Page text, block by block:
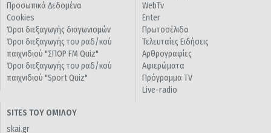
Προσωπικά Δεδομένα
Cookies
Όροι διεξαγωγής διαγωνισμών
Όροι διεξαγωγής του ραδ/κού
παιχνιδιού "ΣΠΟΡ FM Quiz"
Όροι διεξαγωγής του ραδ/κού
παιχνιδιού "Sport Quiz"
WebTv
Enter
Πρωτοσέλιδα
Τελευταίες Ειδήσεις
Αρθρογραφίες
Αφιερώματα
Πρόγραμμα TV
Live-radio
SITES ΤΟΥ ΟΜΙΛΟΥ
skai.gr